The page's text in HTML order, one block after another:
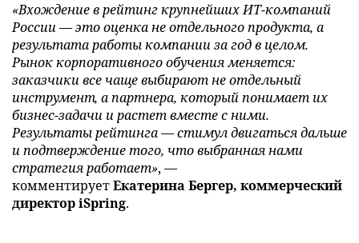
«Вхождение в рейтинг крупнейших ИТ-компаний
России — это оценка не отдельного продукта, а
результата работы компании за год в целом.
Рынок корпоративного обучения меняется:
заказчики все чаще выбирают не отдельный
инструмент, а партнера, который понимает их
бизнес-задачи и растет вместе с ними.
Результаты рейтинга — стимул двигаться дальше
и подтверждение того, что выбранная нами
стратегия работает», —
комментируетЕкатерина Бергер, коммерческий
директор iSpring.